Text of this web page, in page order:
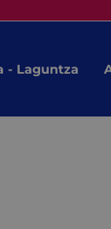
- Laguntza